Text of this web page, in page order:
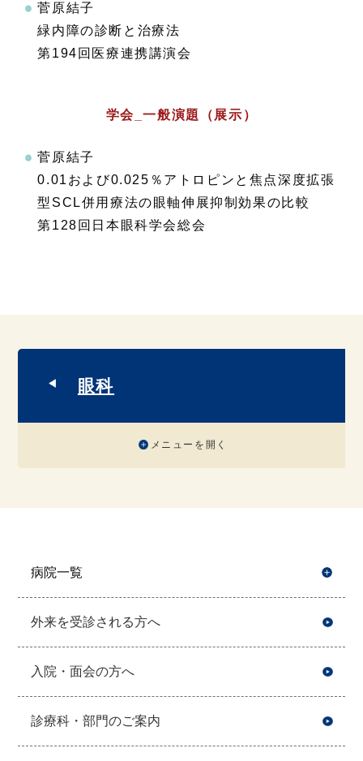
菅原結子
緑内障の診断と治療法
第194回医療連携講演会
学会_一般演題（展示）
菅原結子
0.01および0.025％アトロピンと焦点深度拡張
型SCL併用療法の眼軸伸展抑制効果の比較
第128回日本眼科学会総会
眼科
メニューを開く
病院一覧
外来を受診される方へ
入院・面会の方へ
診療科・部門のご案内